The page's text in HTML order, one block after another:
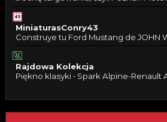
MiniaturasConry43
Construye tu Ford Mustang de JOHN
Rajdowa Kolekcja
Piękno klasyki • Spark Alpine-Renault